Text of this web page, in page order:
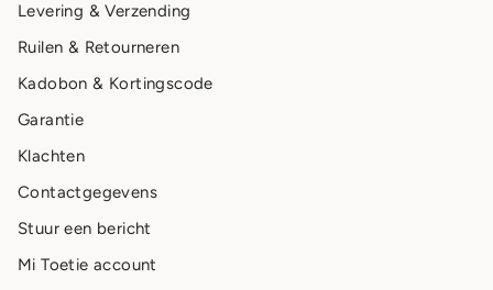
Levering & Verzending
Ruilen & Retourneren
Kadobon & Kortingscode
Garantie
Klachten
Contactgegevens
Stuur een bericht
Mi Toetie account